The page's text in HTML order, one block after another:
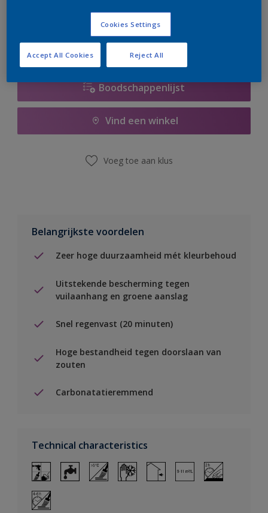
er hard aan om de voorraad aan te vullen.
Boodschappenlijst
Vind een winkel
Voeg toe aan klus
Belangrijkste voordelen
Zeer hoge duurzaamheid mét kleurbehoud
Uitstekende bescherming tegen
vuilaanhang en groene aanslag
Snel regenvast (20 minuten)
Hoge bestandheid tegen doorslaan van
zouten
Carbonatatieremmend
Technical characteristics
Cookies Settings
Reject All
Accept All Cookies